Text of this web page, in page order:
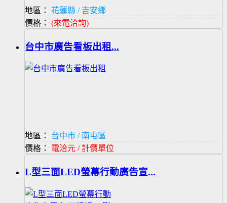
地區：
花蓮縣 / 吉安鄉
價格： (來電洽詢)
台中市廣告看板出租...
地區：
台中市 / 南屯區
價格： 電洽元 / 計價單位
L型三面LED螢幕行動廣告宣...